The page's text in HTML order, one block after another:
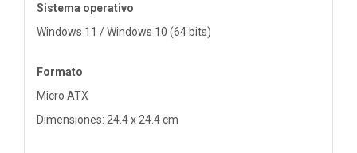
Sistema operativo
Windows 11 / Windows 10 (64 bits)
Formato
Micro ATX
Dimensiones: 24.4 x 24.4 cm